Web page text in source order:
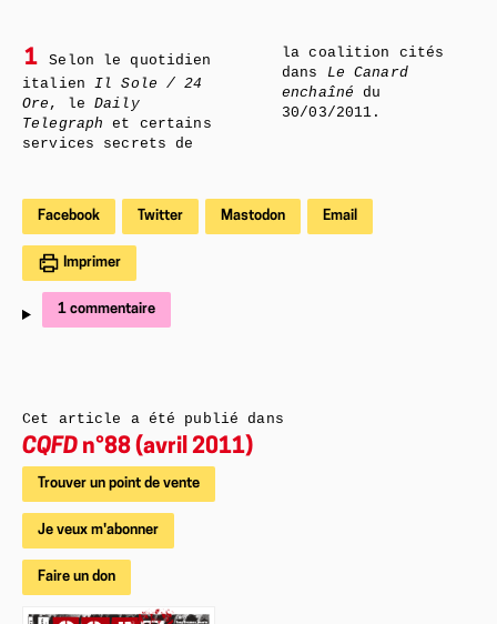
1
Selon le quotidien
italienIl Sole / 24
Ore , leDaily
Telegraphet certains
services secrets de
la coalition cités
dans Le Canard
enchaîné du
30/03/2011.
Facebook Twitter Mastodon Email
Imprimer
1 commentaire
Cet article a été publié dans
CQFD n°88 (avril 2011)
Trouver un point de vente
Je veux m'abonner
Faire un don